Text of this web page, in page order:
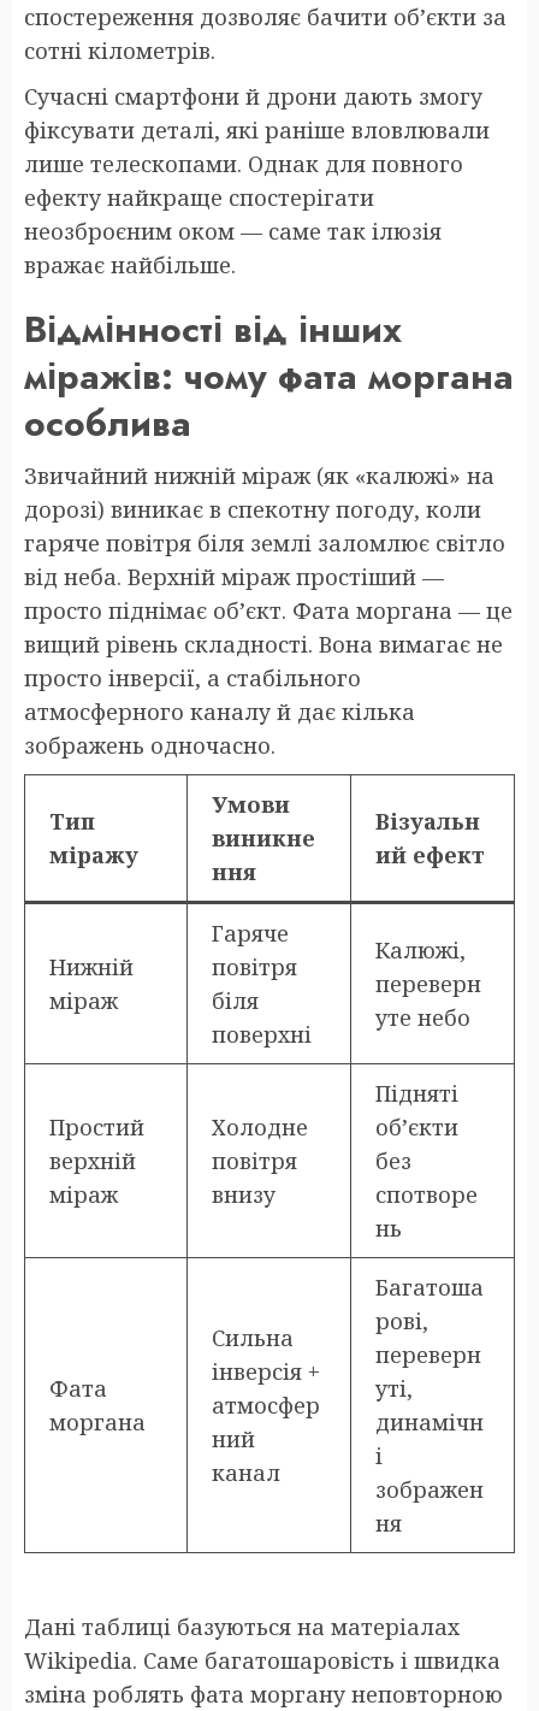
спостереження дозволяє бачити об’єкти за
сотні кілометрів.
Сучасні смартфони й дрони дають змогу
фіксувати деталі, які раніше вловлювали
лише телескопами. Однак для повного
ефекту найкраще спостерігати
неозброєним оком — саме так ілюзія
вражає найбільше.
Відмінності від інших
міражів: чому фата моргана
особлива
Звичайний нижній міраж (як «калюжі» на
дорозі) виникає в спекотну погоду, коли
гаряче повітря біля землі заломлює світло
від неба. Верхній міраж простіший —
просто піднімає об’єкт. Фата моргана — це
вищий рівень складності. Вона вимагає не
просто інверсії, а стабільного
атмосферного каналу й дає кілька
зображень одночасно.
Тип
міражу
Умови
виникне
ння
Візуальн
ий ефект
Нижній
міраж
Гаряче
повітря
біля
поверхні
Калюжі,
переверн
уте небо
Простий
верхній
міраж
Холодне
повітря
внизу
Підняті
об’єкти
без
спотворе
нь
Фата
моргана
Сильна
інверсія +
атмосфер
ний
канал
Багатоша
рові,
переверн
уті,
динамічн
і
зображен
ня
Дані таблиці базуються на матеріалах
Wikipedia. Саме багатошаровість і швидка
зміна роблять фата моргану неповторною